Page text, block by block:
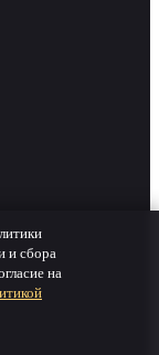
и сбора
на